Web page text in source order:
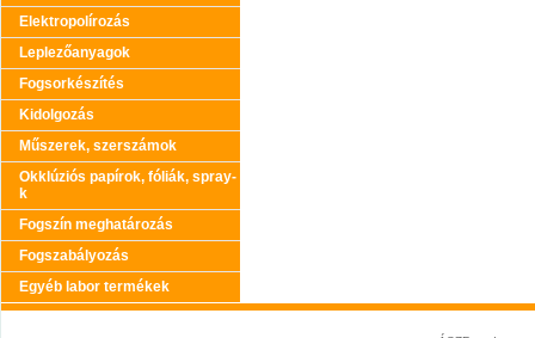
Elektropolírozás
Leplezőanyagok
Fogsorkészítés
Kidolgozás
Műszerek, szerszámok
Okklúziós papírok, fóliák, spray-
k
Fogszín meghatározás
Fogszabályozás
Egyéb labor termékek